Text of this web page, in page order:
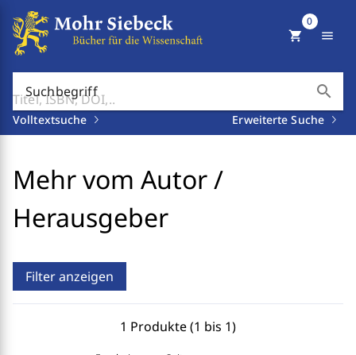
Suchbegriff search
Volltextsuche Erweiterte Suche
shopping_cart
0
menu
Mehr vom Autor /
Herausgeber
Filter anzeigen
1 Produkte (1 bis 1)